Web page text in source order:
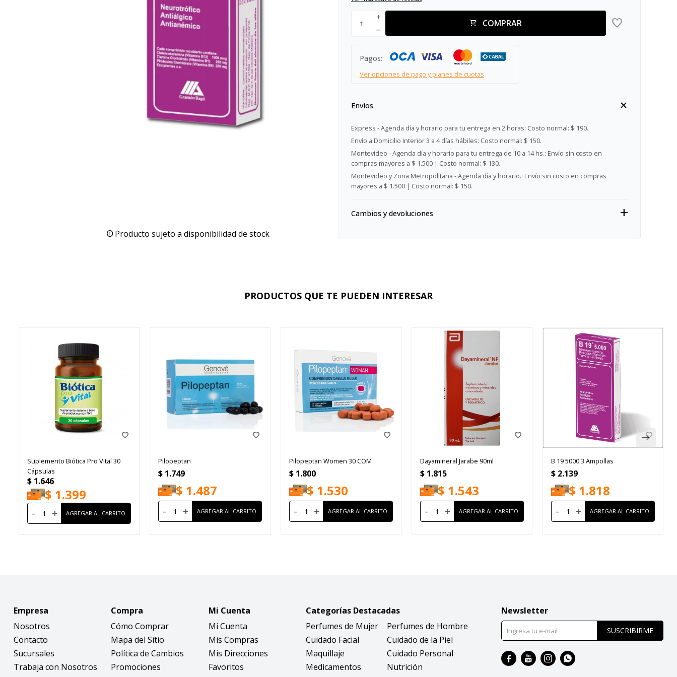
Producto sujeto a disponibilidad de stock
COMPRAR
add
remove
Pagos:
Ver opciones de pago y planes de cuotas
Envíos
Express - Agenda día y horario para tu entrega en 2 horas: Costo normal: $ 190.
Envío a Domicilio Interior 3 a 4 días hábiles: Costo normal: $ 150.
Montevideo - Agenda día y horario para tu entrega de 10 a 14 hs.: Envío sin costo en
compras mayores a $ 1.500 | Costo normal: $ 130.
Montevideo y Zona Metropolitana - Agenda día y horario.: Envío sin costo en compras
mayores a $ 1.500 | Costo normal: $ 150.
Cambios y devoluciones
PRODUCTOS QUE TE PUEDEN INTERESAR
Suplemento Biótica Pro Vital 30
Cápsulas
$ 1.646
$ 1.399
- +
Pilopeptan
$ 1.749
$ 1.487
- +
Pilopeptan Women 30 COM
$ 1.800
$ 1.530
- +
Dayamineral Jarabe 90ml
$ 1.815
$ 1.543
- +
B 19 5000 3 Ampollas
$ 2.139
$ 1.818
- +
Empresa
Nosotros
Contacto
Sucursales
Trabaja con Nosotros
Compra
Cómo Comprar
Mapa del Sitio
Política de Cambios
Promociones
Mi Cuenta
Mi Cuenta
Mis Compras
Mis Direcciones
Favoritos
Categorías Destacadas
Perfumes de Mujer
Perfumes de Hombre
Cuidado Facial
Cuidado de la Piel
Maquillaje
Cuidado Personal
Medicamentos
Nutrición
Newsletter
SUSCRIBIRME
   